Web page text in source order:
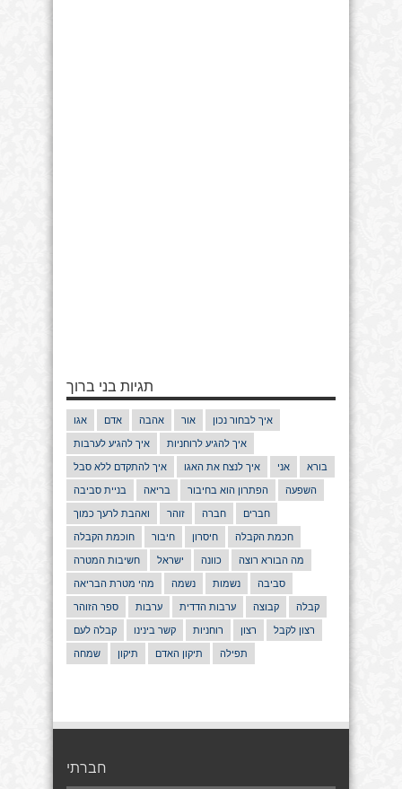
תגיות בני ברוך
אגו אדם אהבה אור איך לבחור נכון
איך להגיע לערבות איך להגיע לרוחניות
איך להתקדם ללא סבל איך לנצח את האגו אני בורא
בניית סביבה בריאה הפתרון הוא בחיבור השפעה
ואהבת לרעך כמוך זוהר חברה חברים
חוכמת הקבלה חיבור חיסרון חכמת הקבלה
חשיבות המטרה ישראל כוונה מה הבורא רוצה
מהי מטרת הבריאה נשמה נשמות סביבה
ספר הזוהר ערבות ערבות הדדית קבוצה קבלה
קבלה לעם קשר בינינו רוחניות רצון רצון לקבל
שמחה תיקון תיקון האדם תפילה
חברתי